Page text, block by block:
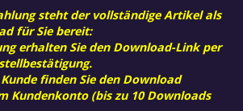
steht der vollständige Artikel als
für Sie bereit:
erhalten Sie den Download-Link per
finden Sie den Download
Kundenkonto (bis zu 10 Downloads